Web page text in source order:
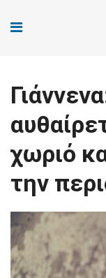
χωριό
την